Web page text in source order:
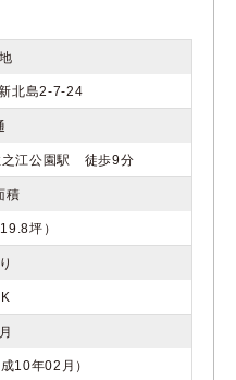
北島2-7-24
江公園駅 徒歩9分
積
19.8坪）
10年02月）